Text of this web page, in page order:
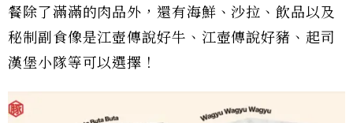
餐除了滿滿的肉品外，還有海鮮、沙拉、飲品以及
秘制副食像是江壺傳說好牛、江壺傳說好豬、起司
漢堡小隊等可以選擇！